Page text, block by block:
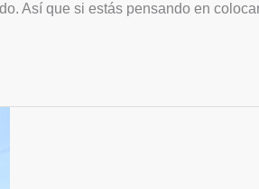
Así que si estás pensando en